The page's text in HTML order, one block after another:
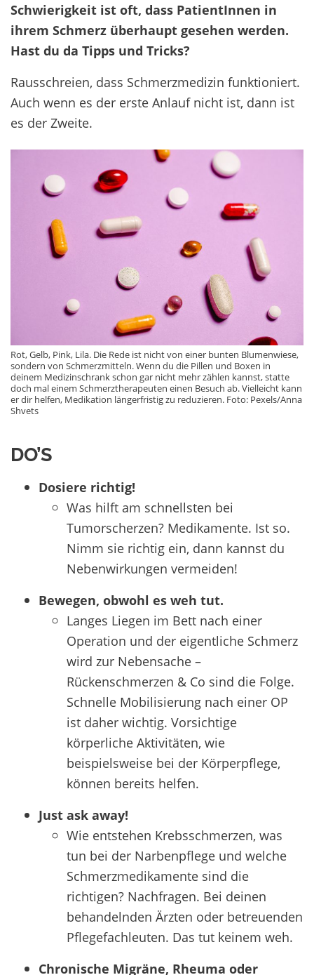
Schwierigkeit ist oft, dass PatientInnen in
ihrem Schmerz überhaupt gesehen werden.
Hast du da Tipps und Tricks?
Rausschreien, dass Schmerzmedizin funktioniert.
Auch wenn es der erste Anlauf nicht ist, dann ist
es der Zweite.
Rot, Gelb, Pink, Lila. Die Rede ist nicht von einer bunten Blumenwiese,
sondern von Schmerzmitteln. Wenn du die Pillen und Boxen in
deinem Medizinschrank schon gar nicht mehr zählen kannst, statte
doch mal einem Schmerztherapeuten einen Besuch ab. Vielleicht kann
er dir helfen, Medikation längerfristig zu reduzieren. Foto: Pexels/Anna
Shvets
DO’S
Dosiere richtig!
Was hilft am schnellsten bei
Tumorscherzen? Medikamente. Ist so.
Nimm sie richtig ein, dann kannst du
Nebenwirkungen vermeiden!
Bewegen, obwohl es weh tut.
Langes Liegen im Bett nach einer
Operation und der eigentliche Schmerz
wird zur Nebensache –
Rückenschmerzen & Co sind die Folge.
Schnelle Mobilisierung nach einer OP
ist daher wichtig. Vorsichtige
körperliche Aktivitäten, wie
beispielsweise bei der Körperpflege,
können bereits helfen.
Just ask away!
Wie entstehen Krebsschmerzen, was
tun bei der Narbenpflege und welche
Schmerzmedikamente sind die
richtigen? Nachfragen. Bei deinen
behandelnden Ärzten oder betreuenden
Pflegefachleuten. Das tut keinem weh.
Chronische Migräne, Rheuma oder